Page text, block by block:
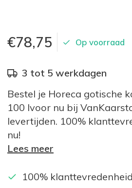
€78,75 Op voorraad
3 tot 5 werkdagen
Bestel je Horeca gotische
100 Ivoor nu bij
levertijden. 100%
nu!
Lees meer
100% klanttevredenheid